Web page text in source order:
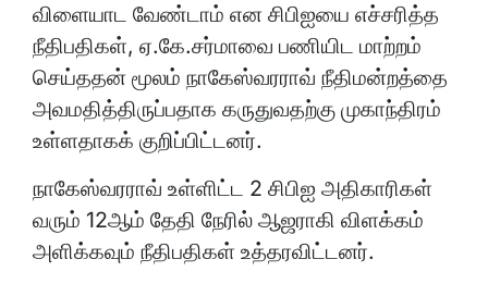
விளையாட வேண்டாம் என சிபிஐயை எச்சரித்த
நீதிபதிகள், ஏ.கே.சர்மாவை பணியிட மாற்றம்
செய்ததன் மூலம் நாகேஸ்வரராவ் நீதிமன்றத்தை
அவமதித்திருப்பதாக கருதுவதற்கு முகாந்திரம்
உள்ளதாகக் குறிப்பிட்டனர்.
நாகேஸ்வரராவ் உள்ளிட்ட 2 சிபிஐ அதிகாரிகள்
வரும் 12ஆம் தேதி நேரில் ஆஜராகி விளக்கம்
அளிக்கவும் நீதிபதிகள் உத்தரவிட்டனர்.